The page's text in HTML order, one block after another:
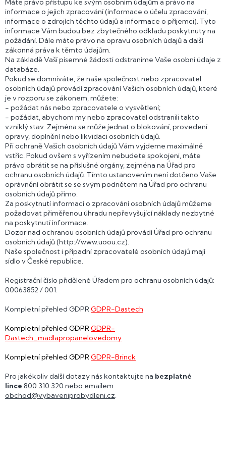
Máte právo přístupu ke svým osobním údajům a právo na
informace o jejich zpracování (informace o účelu zpracování,
informace o zdrojích těchto údajů a informace o příjemci). Tyto
informace Vám budou bez zbytečného odkladu poskytnuty na
požádání. Dále máte právo na opravu osobních údajů a další
zákonná práva k těmto údajům.
Na základě Vaší písemné žádosti odstraníme Vaše osobní údaje z
databáze.
Pokud se domníváte, že naše společnost nebo zpracovatel
osobních údajů provádí zpracování Vašich osobních údajů, které
je v rozporu se zákonem, můžete:
- požádat nás nebo zpracovatele o vysvětlení;
- požádat, abychom my nebo zpracovatel odstranili takto
vzniklý stav. Zejména se může jednat o blokování, provedení
opravy, doplnění nebo likvidaci osobních údajů.
Při ochraně Vašich osobních údajů Vám vyjdeme maximálně
vstříc. Pokud ovšem s vyřízením nebudete spokojeni, máte
právo obrátit se na příslušné orgány, zejména na Úřad pro
ochranu osobních údajů. Tímto ustanovením není dotčeno Vaše
oprávnění obrátit se se svým podnětem na Úřad pro ochranu
osobních údajů přímo.
Za poskytnutí informací o zpracování osobních údajů můžeme
požadovat přiměřenou úhradu nepřevyšující náklady nezbytné
na poskytnutí informace.
Dozor nad ochranou osobních údajů provádí Úřad pro ochranu
osobních údajů (http://www.uoou.cz).
Naše společnost i případní zpracovatelé osobních údajů mají
sídlo v České republice.
Registrační číslo přidělené Úřadem pro ochranu osobních údajů:
00063852 / 001.
Kompletní přehled GDPR GDPR-Dastech
Kompletní přehled GDPR GDPR-
Dastech_madlapropanelovedomy
Kompletní přehled GDPR GDPR-Brinck
Pro jakékoliv další dotazy nás kontaktujte na bezplatné
lince 800 310 320 nebo emailem
obchod@vybaveniprobydleni.cz.